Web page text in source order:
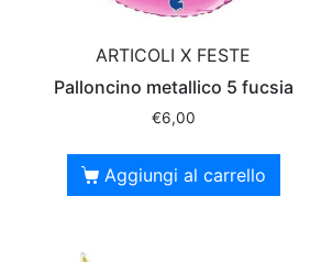
ARTICOLI X FESTE
Palloncino metallico 5 fucsia
€6,00
Aggiungi al carrello